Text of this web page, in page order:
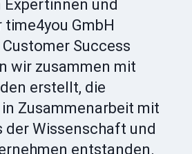
Expertinnen und
GmbH
Success
wir zusammen mit
erstellt, die
Zusammenarbeit mit
der Wissenschaft und
entstanden.